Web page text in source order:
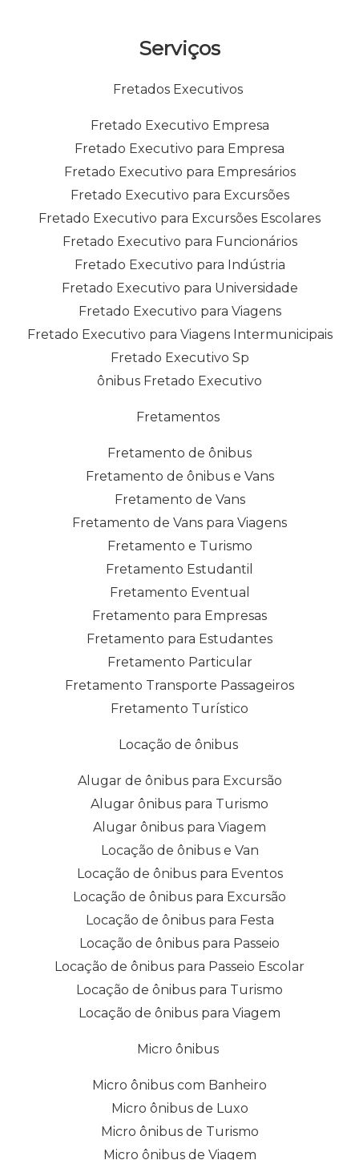
Serviços
Fretados Executivos
Fretado Executivo Empresa
Fretado Executivo para Empresa
Fretado Executivo para Empresários
Fretado Executivo para Excursões
Fretado Executivo para Excursões Escolares
Fretado Executivo para Funcionários
Fretado Executivo para Indústria
Fretado Executivo para Universidade
Fretado Executivo para Viagens
Fretado Executivo para Viagens Intermunicipais
Fretado Executivo Sp
ônibus Fretado Executivo
Fretamentos
Fretamento de ônibus
Fretamento de ônibus e Vans
Fretamento de Vans
Fretamento de Vans para Viagens
Fretamento e Turismo
Fretamento Estudantil
Fretamento Eventual
Fretamento para Empresas
Fretamento para Estudantes
Fretamento Particular
Fretamento Transporte Passageiros
Fretamento Turístico
Locação de ônibus
Alugar de ônibus para Excursão
Alugar ônibus para Turismo
Alugar ônibus para Viagem
Locação de ônibus e Van
Locação de ônibus para Eventos
Locação de ônibus para Excursão
Locação de ônibus para Festa
Locação de ônibus para Passeio
Locação de ônibus para Passeio Escolar
Locação de ônibus para Turismo
Locação de ônibus para Viagem
Micro ônibus
Micro ônibus com Banheiro
Micro ônibus de Luxo
Micro ônibus de Turismo
Micro ônibus de Viagem